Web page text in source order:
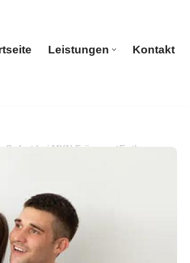
Leistungen Kontakt
Sofort bei MYN Fräsen: ✓Entkernung,